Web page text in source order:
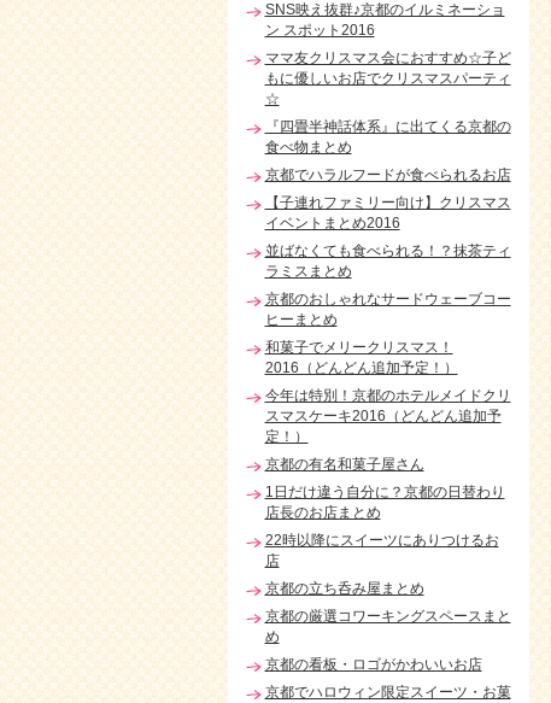
SNS映え抜群♪京都のイルミネーショ
ン スポット2016
ママ友クリスマス会におすすめ☆子ど
もに優しいお店でクリスマスパーティ
☆
『四畳半神話体系』に出てくる京都の
食べ物まとめ
京都でハラルフードが食べられるお店
【子連れファミリー向け】クリスマス
イベントまとめ2016
並ばなくても食べられる！？抹茶ティ
ラミスまとめ
京都のおしゃれなサードウェーブコー
ヒーまとめ
和菓子でメリークリスマス！
2016（どんどん追加予定！）
今年は特別！京都のホテルメイドクリ
スマスケーキ2016（どんどん追加予
定！）
京都の有名和菓子屋さん
1日だけ違う自分に？京都の日替わり
店長のお店まとめ
22時以降にスイーツにありつけるお
店
京都の立ち呑み屋まとめ
京都の厳選コワーキングスペースまと
め
京都の看板・ロゴがかわいいお店
京都でハロウィン限定スイーツ・お菓